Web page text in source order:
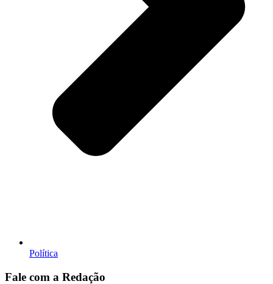
Política
Fale com a Redação